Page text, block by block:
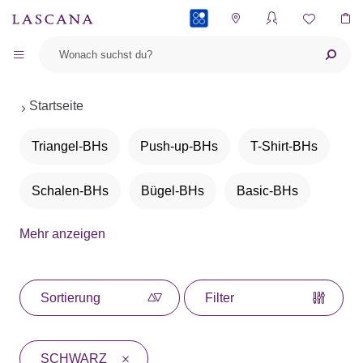
Startseite
Triangel-BHs Push-up-BHs T-Shirt-BHs
Schalen-BHs Bügel-BHs Basic-BHs
BHs ohne Bügel
Balconette-BHs Neckholder-BHs
Mehr anzeigen
Sortierung Filter
SCHWARZ